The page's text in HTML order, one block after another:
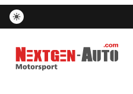
Nextgen-Auto.com